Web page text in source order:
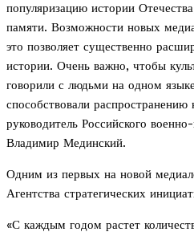
популяризацию истории
памяти. Возможности новых
это позволяет существенно
истории. Очень важно, чтобы
говорили с людьми на одном
способствовали
руководитель Российского
Владимир Мединский.
Одним из первых на новой
Агентства стратегических
«С каждым годом растет